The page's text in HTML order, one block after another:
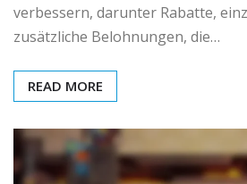
verbessern, darunter Rabatte,
zusätzliche Belohnungen, die…
READ MORE